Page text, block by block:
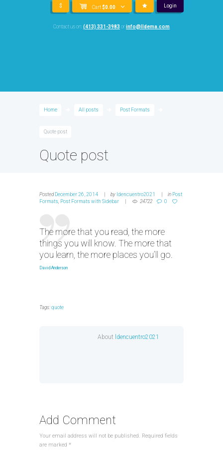
$ Cart$0.00 Login
Contact us on: (413) 331-3983 orinfo@lldema.com
Home All posts Post Formats
Quote post
Quote post
PostedDecember 26, 2014 by ldencuentro2021 in Post
Formats, Post Formats with Sidebar 24722 0
The more that you read, the more
things you will know. The more that
you learn, the more places you’ll go.
David Anderson
Tags:quote
About ldencuentro2021
Add Comment
Your email address will not be published. Required fields
are marked *